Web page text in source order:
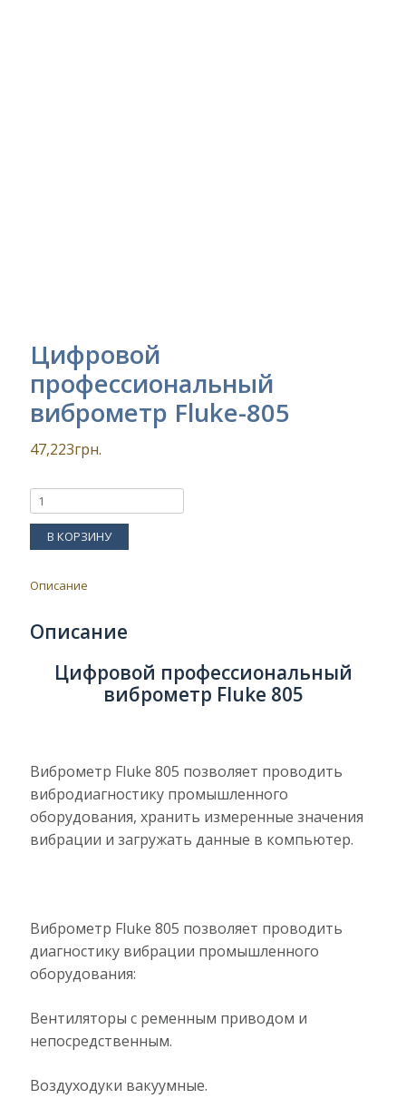
Цифровой
профессиональный
виброметр Fluke-805
47,223грн.
К
О
Л
И
Е
В
В КОРЗИНУ
Описание
Описание
Цифровой профессиональный
виброметр Fluke 805
Виброметр Fluke 805 позволяет проводить
вибродиагностику промышленного
оборудования, хранить измеренные значения
вибрации и загружать данные в компьютер.
Виброметр Fluke 805 позволяет проводить
диагностику вибрации промышленного
оборудования:
Вентиляторы с ременным приводом и
непосредственным.
Воздуходуки вакуумные.